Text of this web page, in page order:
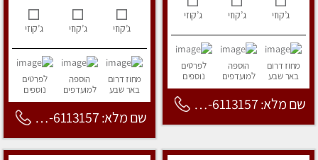
ג’קוזי ג’קוזי ג’קוזי
מחוז דרום
באר שבע
הוספה
למועדפים
לפרטים
נוספים
שם מלא: 053-6113157
ג’קוזי ג’קוזי ג’קוזי
מחוז דרום
באר שבע
הוספה
למועדפים
לפרטים
נוספים
שם מלא: 053-6113157